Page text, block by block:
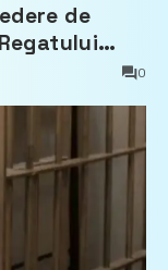
de
0